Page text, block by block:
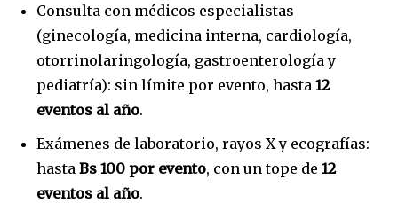
Join our community of
SUBSCRIBERS and be part of the
To subscribe, simply enter your email address on our website
or click the subscribe button below. Don't worry, we respect
your privacy and won't spam your inbox. Your information is
Consulta con médicos especialistas
(ginecología, medicina interna, cardiología,
otorrinolaringología, gastroenterología y
pediatría): sin límite por evento, hasta 12
eventos al año.
Exámenes de laboratorio, rayos X y ecografías:
hasta Bs 100 por evento, con un tope de 12
eventos al año.